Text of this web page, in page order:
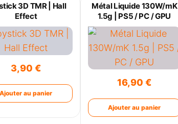
3D TMR | Hall
Effect
3,90€
Ajouter au panier
Métal Liquide 130W/mK
1.5g | PS5 / PC / GPU
16,90€
Ajouter au panier